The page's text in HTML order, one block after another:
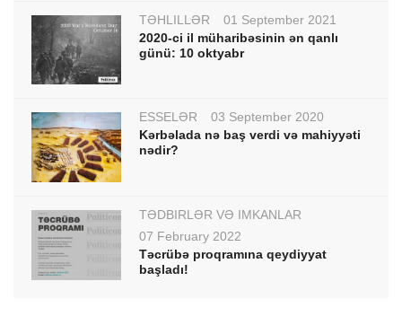
TƏHLİLLƏR
01 September 2021
2020-ci il müharibəsinin ən qanlı
günü: 10 oktyabr
ESSELƏR
03 September 2020
Kərbəlada nə baş verdi və mahiyyəti
nədir?
TƏDBİRLƏR VƏ İMKANLAR
07 February 2022
Təcrübə proqramına qeydiyyat
başladı!